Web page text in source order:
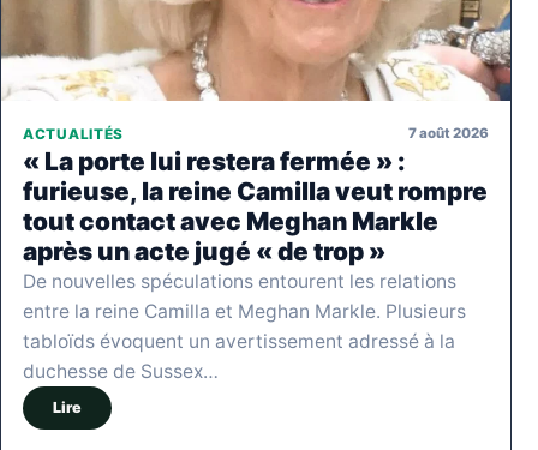
ACTUALITÉS 7 août 2026
« La porte lui restera fermée » :
furieuse, la reine Camilla veut rompre
tout contact avec Meghan Markle
après un acte jugé « de trop »
De nouvelles spéculations entourent les relations
entre la reine Camilla et Meghan Markle. Plusieurs
tabloïds évoquent un avertissement adressé à la
duchesse de Sussex…
Lire